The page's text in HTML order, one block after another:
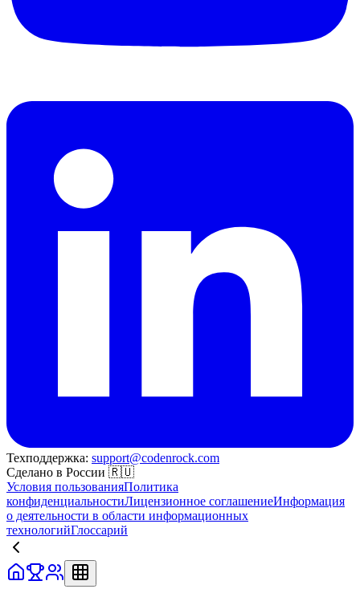
Техподдержка: support@codenrock.com
Сделано в России 🇷🇺
Условия пользованияПолитика
конфиденциальностиЛицензионное соглашениеИнформация
о деятельности в области информационных
технологийГлоссарий